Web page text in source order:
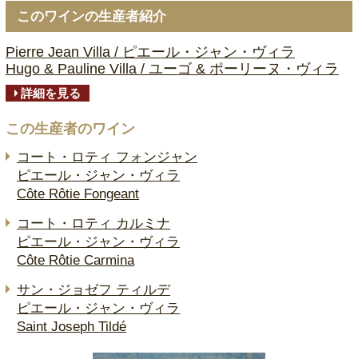
このワインの生産者紹介
Pierre Jean Villa / ピエール・ジャン・ヴィラ
Hugo & Pauline Villa / ユーゴ & ポーリーヌ・ヴィラ
詳細を見る
この生産者のワイン
コート・ロティ フォンジャン
ピエール・ジャン・ヴィラ
Côte Rôtie Fongeant
コート・ロティ カルミナ
ピエール・ジャン・ヴィラ
Côte Rôtie Carmina
サン・ジョゼフ ティルデ
ピエール・ジャン・ヴィラ
Saint Joseph Tildé